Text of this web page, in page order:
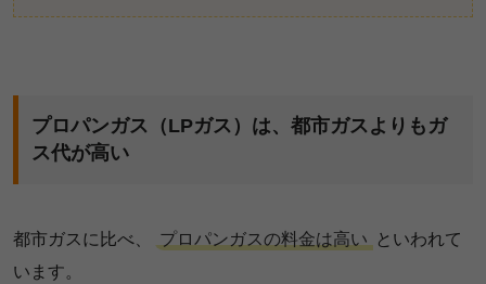
プロパンガス（LPガス）は、都市ガスよりもガ
ス代が高い
都市ガスに比べ、 プロパンガスの料金は高い
といわれて
います。